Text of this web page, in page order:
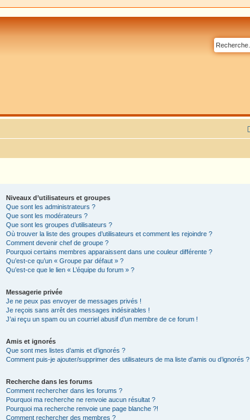
Niveaux d’utilisateurs et groupes
Que sont les administrateurs ?
Que sont les modérateurs ?
Que sont les groupes d’utilisateurs ?
Où trouver la liste des groupes d’utilisateurs et comment les rejoindre ?
Comment devenir chef de groupe ?
Pourquoi certains membres apparaissent dans une couleur différente ?
Qu’est-ce qu’un « Groupe par défaut » ?
Qu’est-ce que le lien « L’équipe du forum » ?
Messagerie privée
Je ne peux pas envoyer de messages privés !
Je reçois sans arrêt des messages indésirables !
J’ai reçu un spam ou un courriel abusif d’un membre de ce forum !
Amis et ignorés
Que sont mes listes d’amis et d’ignorés ?
Comment puis-je ajouter/supprimer des utilisateurs de ma liste d’amis ou d’ignorés ?
Recherche dans les forums
Comment rechercher dans les forums ?
Pourquoi ma recherche ne renvoie aucun résultat ?
Pourquoi ma recherche renvoie une page blanche ?!
Comment rechercher des membres ?